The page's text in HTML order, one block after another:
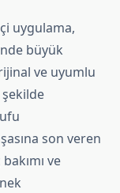
uygulama,
büyük
ve uyumlu
şekilde
son veren
ve